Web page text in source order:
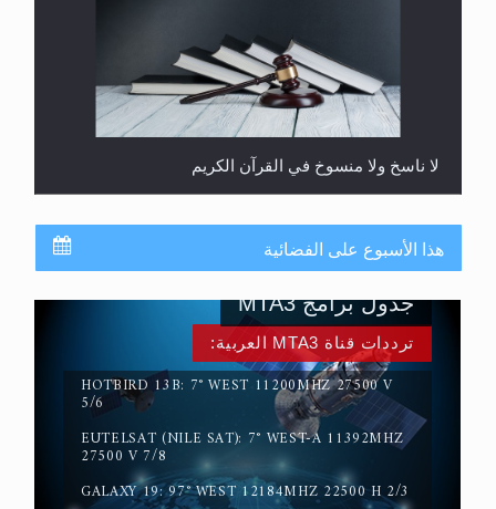
لا ناسخ ولا منسوخ في القرآن الكريم
المفهوم الحقيقي للجهاد الإسلامي..
هذا الأسبوع على الفضائية
ترددات قناة MTA3 العربية:
HOTBIRD 13B: 7° WEST 11200MHZ 27500 V
5/6
EUTELSAT (NILE SAT): 7° WEST-A 11392MHZ
27500 V 7/8
GALAXY 19: 97° WEST 12184MHZ 22500 H 2/3
جدول برامج MTA3